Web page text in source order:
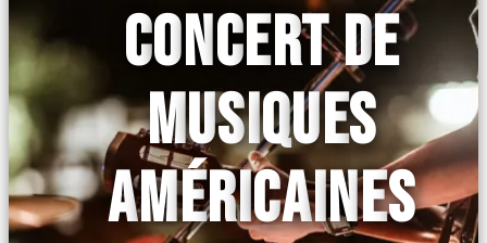
CONCERT DE
MUSIQUES
AMÉRICAINES